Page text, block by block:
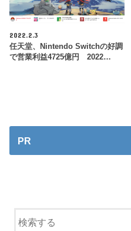
2022.2.3
任天堂、Nintendo Switchの好調
で営業利益4725億円 2022…
PR